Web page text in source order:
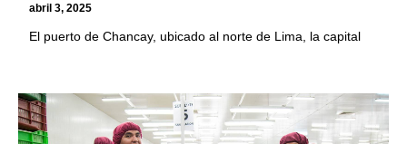
abril 3, 2025
El puerto de Chancay, ubicado al norte de Lima, la capital